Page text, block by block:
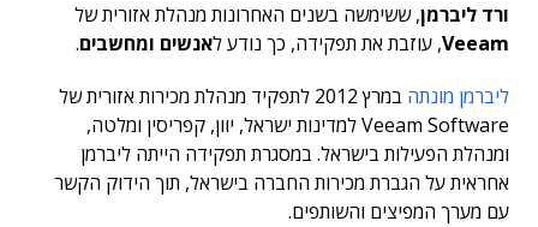
ורד ליברמן, ששימשה בשנים האחרונות מנהלת אזורית של
Veeam, עוזבת את תפקידה, כך נודע לאנשים ומחשבים.
ליברמן מונתה
במרץ 2012 לתפקיד מנהלת מכירות אזורית של
Veeam Software למדינות ישראל, יוון, קפריסין ומלטה,
ומנהלת הפעילות בישראל. במסגרת תפקידה הייתה ליברמן
אחראית על הגברת מכירות החברה בישראל, תוך הידוק הקשר
עם מערך המפיצים והשותפים.